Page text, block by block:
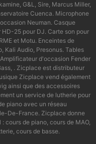
G&L, Sire, Marcus Miller,
Cuenca. Microphone
Neuman. Casque
25 pour DJ. Carte son pour
et Motu. Enceintes de
Kali Audio, Presonus. Tables
d'occasion Fender
. Zicplace est distributeur
Zicplace vend également
ainsi que des accessoires
un service de lutherie pour
piano avec un réseau
De-France. Zicplace donne
cours de piano, cours de MAO,
cours de basse.